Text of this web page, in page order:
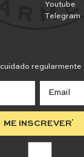
Youtube
Telegram
regularmente
ME INSCREVER